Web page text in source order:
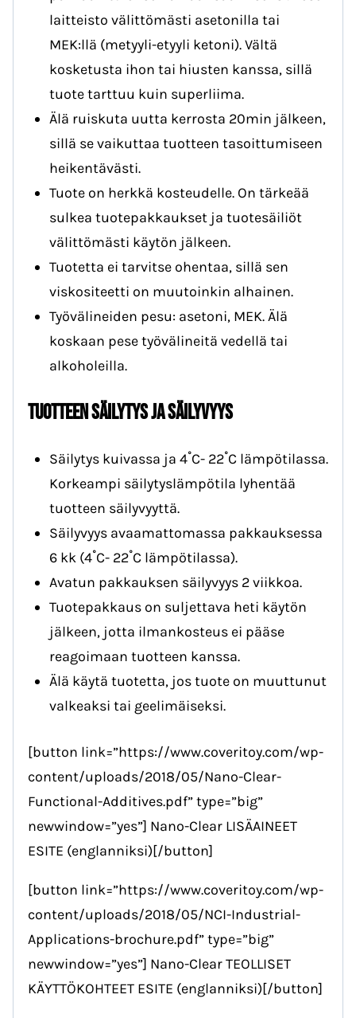
laitteisto välittömästi asetonilla tai
MEK:llä (metyyli-etyyli ketoni). Vältä
kosketusta ihon tai hiusten kanssa, sillä
tuote tarttuu kuin superliima.
Älä ruiskuta uutta kerrosta 20min jälkeen,
sillä se vaikuttaa tuotteen tasoittumiseen
heikentävästi.
Tuote on herkkä kosteudelle. On tärkeää
sulkea tuotepakkaukset ja tuotesäiliöt
välittömästi käytön jälkeen.
Tuotetta ei tarvitse ohentaa, sillä sen
viskositeetti on muutoinkin alhainen.
Työvälineiden pesu: asetoni, MEK. Älä
koskaan pese työvälineitä vedellä tai
alkoholeilla.
Tuotteen säilytys ja säilyvyys
Säilytys kuivassa ja 4˚C- 22˚C lämpötilassa.
Korkeampi säilytyslämpötila lyhentää
tuotteen säilyvyyttä.
Säilyvyys avaamattomassa pakkauksessa
6 kk (4˚C- 22˚C lämpötilassa).
Avatun pakkauksen säilyvyys 2 viikkoa.
Tuotepakkaus on suljettava heti käytön
jälkeen, jotta ilmankosteus ei pääse
reagoimaan tuotteen kanssa.
Älä käytä tuotetta, jos tuote on muuttunut
valkeaksi tai geelimäiseksi.
[button link=”https://www.coveritoy.com/wp-
content/uploads/2018/05/Nano-Clear-
Functional-Additives.pdf” type=”big”
newwindow=”yes”] Nano-Clear LISÄAINEET
ESITE (englanniksi)[/button]
[button link=”https://www.coveritoy.com/wp-
content/uploads/2018/05/NCI-Industrial-
Applications-brochure.pdf” type=”big”
newwindow=”yes”] Nano-Clear TEOLLISET
KÄYTTÖKOHTEET ESITE (englanniksi)[/button]